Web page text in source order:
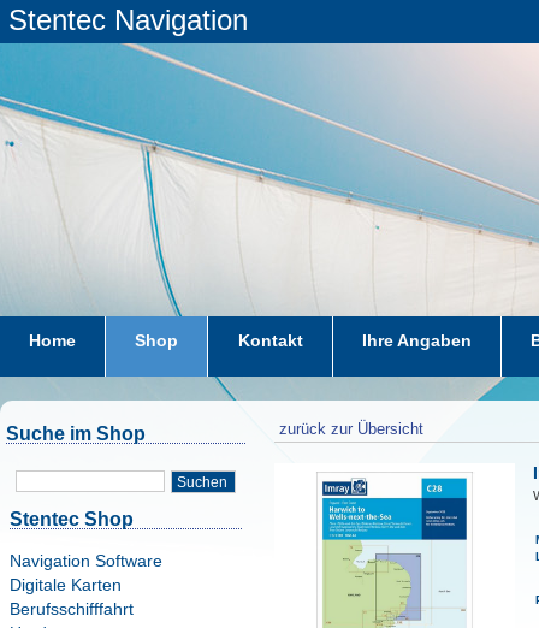
Stentec Navigation
Home Shop Kontakt Ihre Angaben
Suche im Shop
Suchen
Stentec Shop
Navigation Software
Digitale Karten
Berufsschifffahrt
zurück zur Übersicht